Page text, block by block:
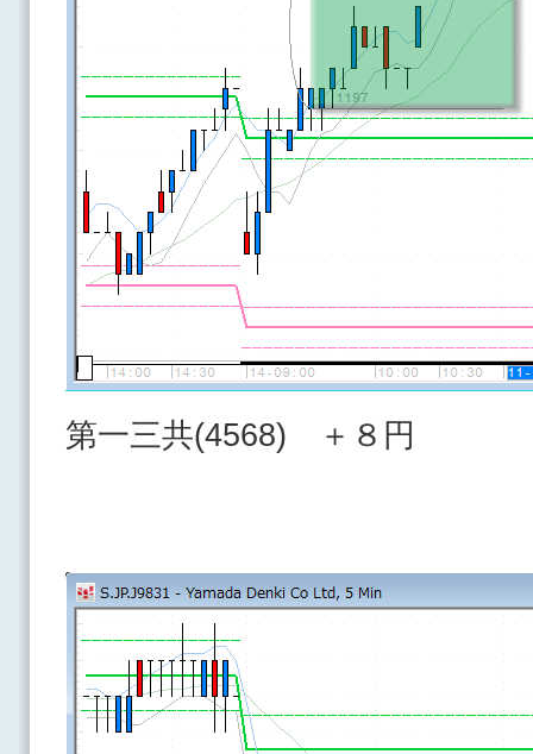
第一三共(4568) ＋８円